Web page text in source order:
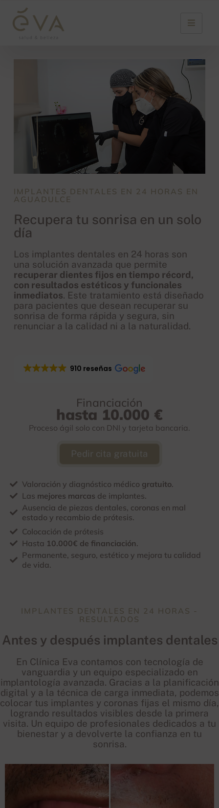
IMPLANTES DENTALES EN 24 HORAS EN
AGUADULCE
Recupera tu sonrisa en un solo
día
Los implantes dentales en 24 horas son
una solución avanzada que permite
recuperar dientes fijos en tiempo récord,
con resultados estéticos y funcionales
inmediatos. Este tratamiento está diseñado
para pacientes que desean recuperar su
sonrisa de forma rápida y segura, sin
renunciar a la calidad ni a la naturalidad.
910 reseñas
Pedir cita gratuita
Financiación
hasta 10.000 €
Proceso ágil solo con DNI y tarjeta bancaria.
Valoración y diagnóstico médico gratuito.
Las mejores marcas de implantes.
Ausencia de piezas dentales, coronas en mal
estado y recambio de prótesis.
Colocación de prótesis
Hasta 10.000€ de financiación.
Permanente, seguro, estético y mejora tu calidad
de vida.
IMPLANTES DENTALES EN 24 HORAS -
RESULTADOS
Antes y después implantes dentales
En Clínica Eva contamos con tecnología de
vanguardia y un equipo especializado en
implantología avanzada. Gracias a la planificación
digital y a la técnica de carga inmediata, podemos
colocar tus implantes y coronas fijas el mismo día,
logrando resultados visibles desde la primera
visita. Un equipo de profesionales dedicados a tu
bienestar y a devolverte la confianza en tu
sonrisa.